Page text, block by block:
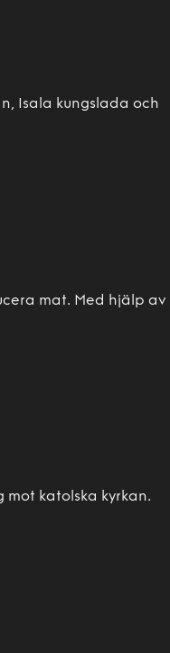
Isala kungslada och
mat. Med hjälp av
mot katolska kyrkan.